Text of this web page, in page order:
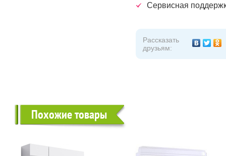
Сервисная
Рассказать
друзьям:
Похожие товары